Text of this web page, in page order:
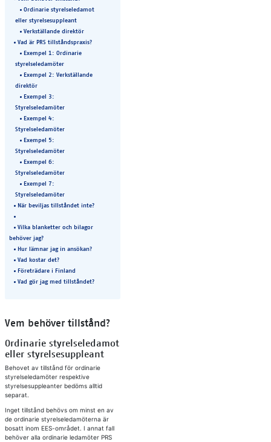
Ordinarie styrelseledamot
eller styrelsesuppleant
Verkställande direktör
Vad är PRS tillståndspraxis?
Exempel 1: Ordinarie
styrelseledamöter
Exempel 2: Verkställande
direktör
Exempel 3:
Styrelseledamöter
Exempel 4:
Styrelseledamöter
Exempel 5:
Styrelseledamöter
Exempel 6:
Styrelseledamöter
Exempel 7:
Styrelseledamöter
När beviljas tillståndet inte?
Vilka blanketter och bilagor
behöver jag?
Hur lämnar jag in ansökan?
Vad kostar det?
Företrädare i Finland
Vad gör jag med tillståndet?
Vem behöver tillstånd?
Ordinarie styrelseledamot
eller styrelsesuppleant
Behovet av tillstånd för ordinarie
styrelseledamöter respektive
styrelsesuppleanter bedöms alltid
separat.
Inget tillstånd behövs om minst en av
de ordinarie styrelseledamöterna är
bosatt inom EES-området. I annat fall
behöver alla ordinarie ledamöter PRS